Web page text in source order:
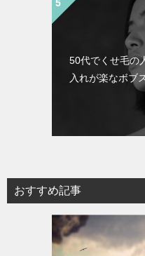
50代でくせ毛の
入れが楽なボブ
おすすめ記事